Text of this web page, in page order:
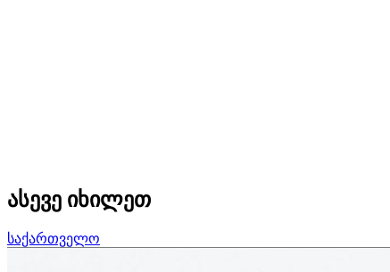
ასევე იხილეთ
საქართველო